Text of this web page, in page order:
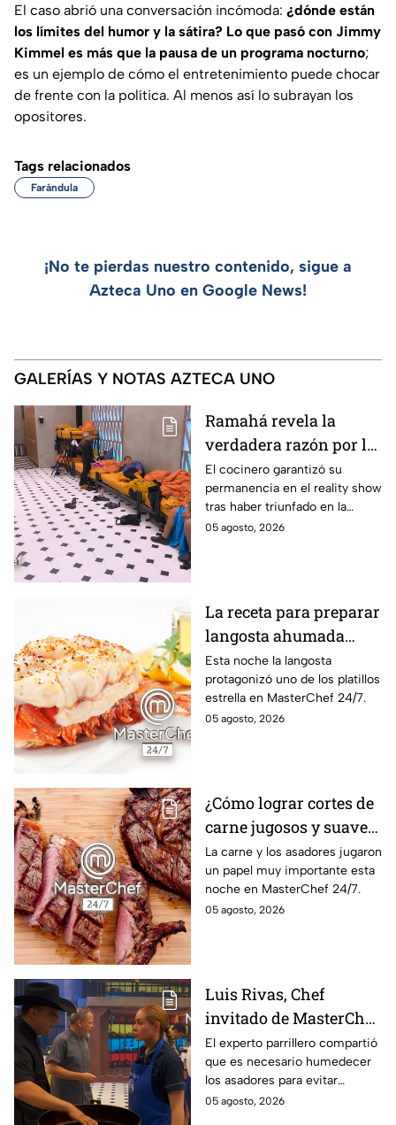
El caso abrió una conversación incómoda: ¿dónde están
los límites del humor y la sátira? Lo que pasó con Jimmy
Kimmel es más que la pausa de un programa nocturno;
es un ejemplo de cómo el entretenimiento puede chocar
de frente con la política. Al menos así lo subrayan los
opositores.
Tags relacionados
Farándula
¡No te pierdas nuestro contenido, sigue a
Azteca Uno en Google News!
GALERÍAS Y NOTAS AZTECA UNO
Ramahá revela la
verdadera razón por la
que subió a Daniela al
balcón de MasterChef
24/7
El cocinero garantizó su
permanencia en el reality show
tras haber triunfado en la
pasada batalla por equipos
05 agosto, 2026
La receta para preparar
langosta ahumada
como en MasterChef
24/7
Esta noche la langosta
protagonizó uno de los platillos
estrella en MasterChef 24/7.
05 agosto, 2026
¿Cómo lograr cortes de
carne jugosos y suaves
al estilo MasterChef
24/7?
La carne y los asadores jugaron
un papel muy importante esta
noche en MasterChef 24/7.
05 agosto, 2026
Luis Rivas, Chef
invitado de MasterChef
24/7 destaca la
importancia del agua
para la preparación de
cualquier asado
El experto parrillero compartió
que es necesario humedecer
los asadores para evitar
accidentes
05 agosto, 2026